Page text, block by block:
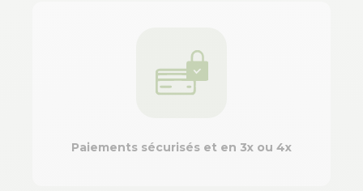
Paiements sécurisés et en 3x ou 4x